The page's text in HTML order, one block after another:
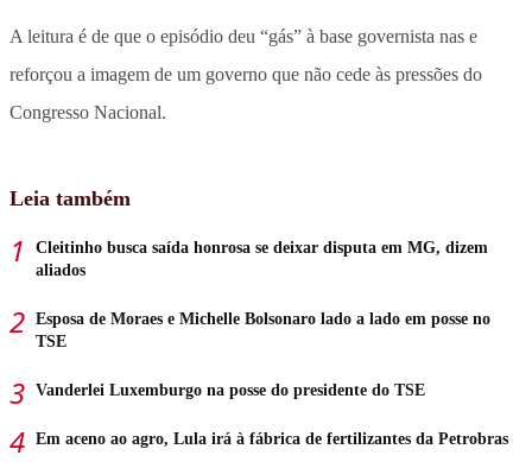
A leitura é de que o episódio deu “gás” à base governista nas e
reforçou a imagem de um governo que não cede às pressões do
Congresso Nacional.
Leia também
Cleitinho busca saída honrosa se deixar disputa em MG, dizem
aliados
Esposa de Moraes e Michelle Bolsonaro lado a lado em posse no
TSE
Vanderlei Luxemburgo na posse do presidente do TSE
Em aceno ao agro, Lula irá à fábrica de fertilizantes da Petrobras